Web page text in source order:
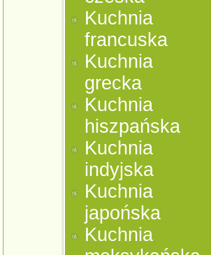
Kuchnia
francuska
Kuchnia
grecka
Kuchnia
hiszpańska
Kuchnia
indyjska
Kuchnia
japońska
Kuchnia